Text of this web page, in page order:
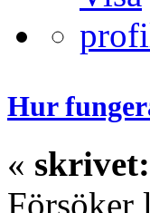
Hur
« skrivet:
Försöker